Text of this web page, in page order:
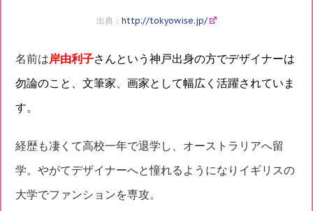
出典： http://tokyowise.jp/
名前は岸由利子さんという神戸出身の方でデザイナーは
勿論のこと、文筆家、画家として幅広く活躍されていま
す。
経歴も凄くて高校一年で退学し、オーストラリアへ留
学。やがてデザイナーへと憧れるようになりイギリスの
大学でファンションを専攻。